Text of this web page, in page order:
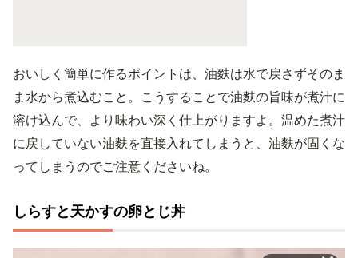
おいしく簡単に作るポイントは、油麩は水で戻さずそのま
ま水から煮込むこと。こうすることで油麩の旨味が煮汁に
溶け込んで、より味わい深く仕上がりますよ。温めた煮汁
に戻していない油麩を直接入れてしまうと、油麩が固くな
ってしまうのでご注意くださいね。
しらすと天かすの卵とじ丼